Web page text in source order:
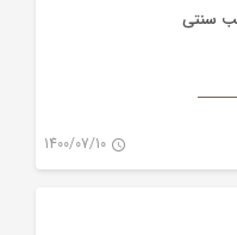
سنتی
1400/07/10
تنباکو